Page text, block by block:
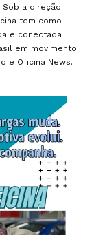
a direção
tem como
e conectada
em movimento.
e Oficina News.